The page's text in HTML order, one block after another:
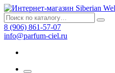
8 (906) 861-57-07
info@parfum-ciel.ru